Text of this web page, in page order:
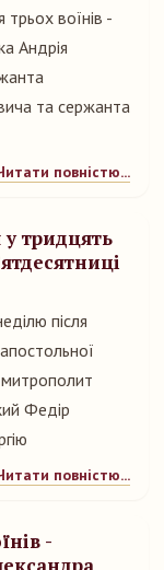
трьох воїнів -
Андрія
та сержанта
повністю...
у тридцять
після
митрополит
Федір
повністю...
-